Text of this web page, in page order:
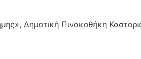
Δημοτική Πινακοθήκη